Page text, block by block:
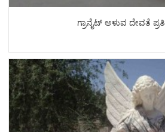
ಗ್ರಾನೈಟ್ ಅಳುವ ದೇವತೆ